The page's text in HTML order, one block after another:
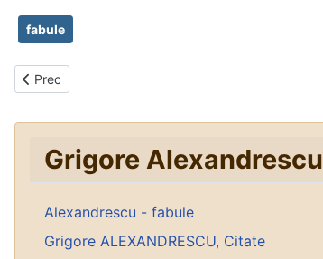
fabule
Articol precedent: Vânătorul
Prec
Grigore Alexandrescu
Alexandrescu - fabule
Grigore ALEXANDRESCU, Citate